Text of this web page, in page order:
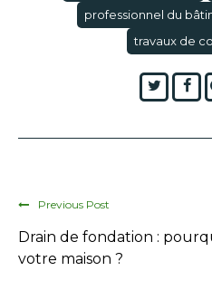
professionnel du
travaux de
Twitter
Previous Post
Drain de fondation :
votre maison ?